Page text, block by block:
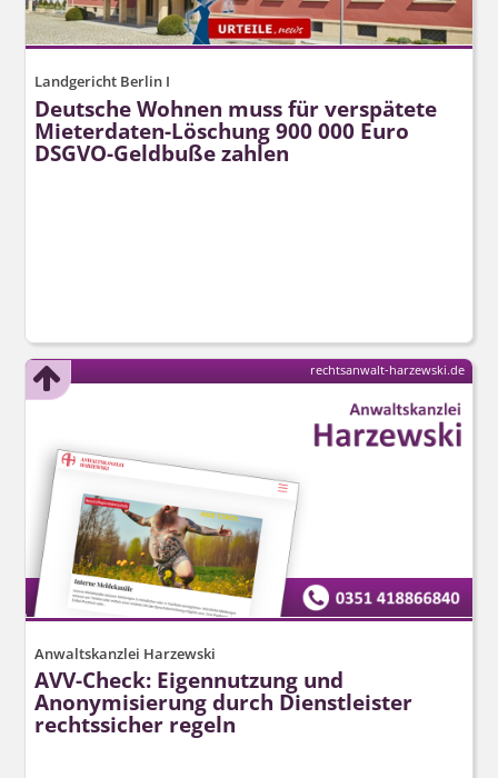
Landgericht Berlin I
Deutsche Wohnen muss für verspätete
Mieterdaten-Löschung 900 000 Euro
DSGVO-Geldbuße zahlen
Anwaltskanzlei Harzewski
AVV-Check: Eigennutzung und
Anonymisierung durch Dienstleister
rechtssicher regeln
rechtsanwalt-harzewski.de